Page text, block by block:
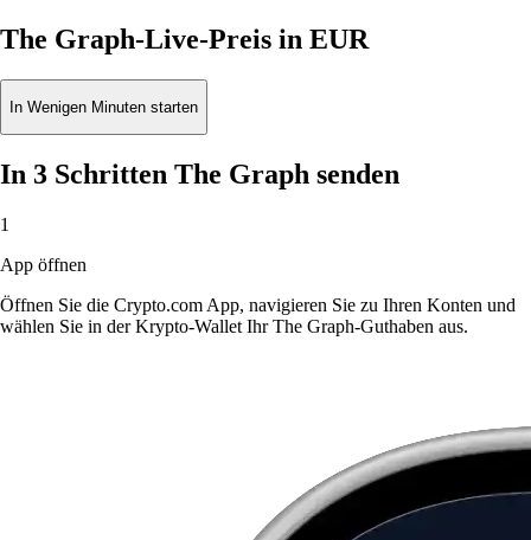
The Graph-Live-Preis in EUR
In Wenigen Minuten starten
In 3 Schritten The Graph senden
1
App öffnen
Öffnen Sie die Crypto.com App, navigieren Sie zu Ihren Konten und
wählen Sie in der Krypto-Wallet Ihr The Graph-Guthaben aus.